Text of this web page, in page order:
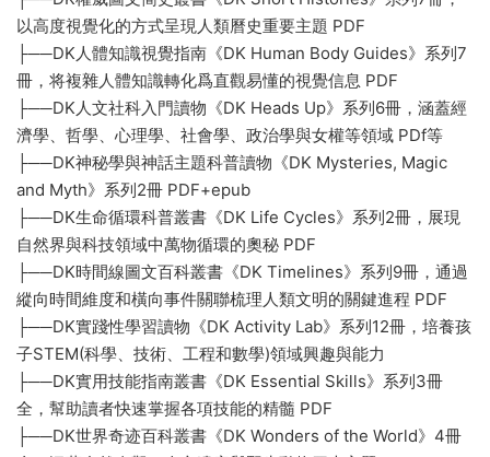
以高度視覺化的方式呈現人類曆史重要主題 PDF
├──DK人體知識視覺指南《DK Human Body Guides》系列7
冊，将複雜人體知識轉化爲直觀易懂的視覺信息 PDF
├──DK人文社科入門讀物《DK Heads Up》系列6冊，涵蓋經
濟學、哲學、心理學、社會學、政治學與女權等領域 PDf等
├──DK神秘學與神話主題科普讀物《DK Mysteries, Magic
and Myth》系列2冊 PDF+epub
├──DK生命循環科普叢書《DK Life Cycles》系列2冊，展現
自然界與科技領域中萬物循環的奧秘 PDF
├──DK時間線圖文百科叢書《DK Timelines》系列9冊，通過
縱向時間維度和橫向事件關聯梳理人類文明的關鍵進程 PDF
├──DK實踐性學習讀物《DK Activity Lab》系列12冊，培養孩
子STEM(科學、技術、工程和數學)領域興趣與能力
├──DK實用技能指南叢書《DK Essential Skills》系列3冊
全，幫助讀者快速掌握各項技能的精髓 PDF
├──DK世界奇迹百科叢書《DK Wonders of the World》4冊